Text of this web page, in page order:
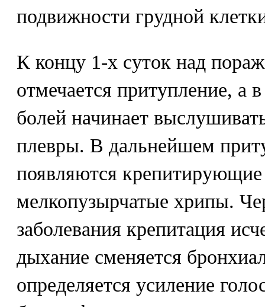
подвижности грудной
К концу 1-х суток над
отмечается притупление, а
болей начинает
плевры. В дальнейшем
появляются
мелкопузырчатые хрипы.
заболевания крепитация
дыхание сменяется
определяется усиление